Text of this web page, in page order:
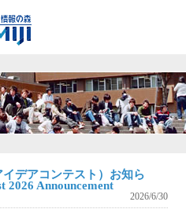
デアコンテスト）お知ら
2026 Announcement
2026/6/30